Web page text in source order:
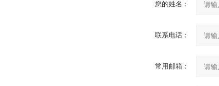
您的姓名：
联系电话：
常用邮箱：